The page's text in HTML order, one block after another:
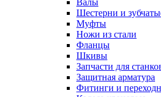
Валы
Шестерни и
Муфты
Ножи из стали
Фланцы
Шкивы
Запчасти для
Защитная арматура
Фитинги и